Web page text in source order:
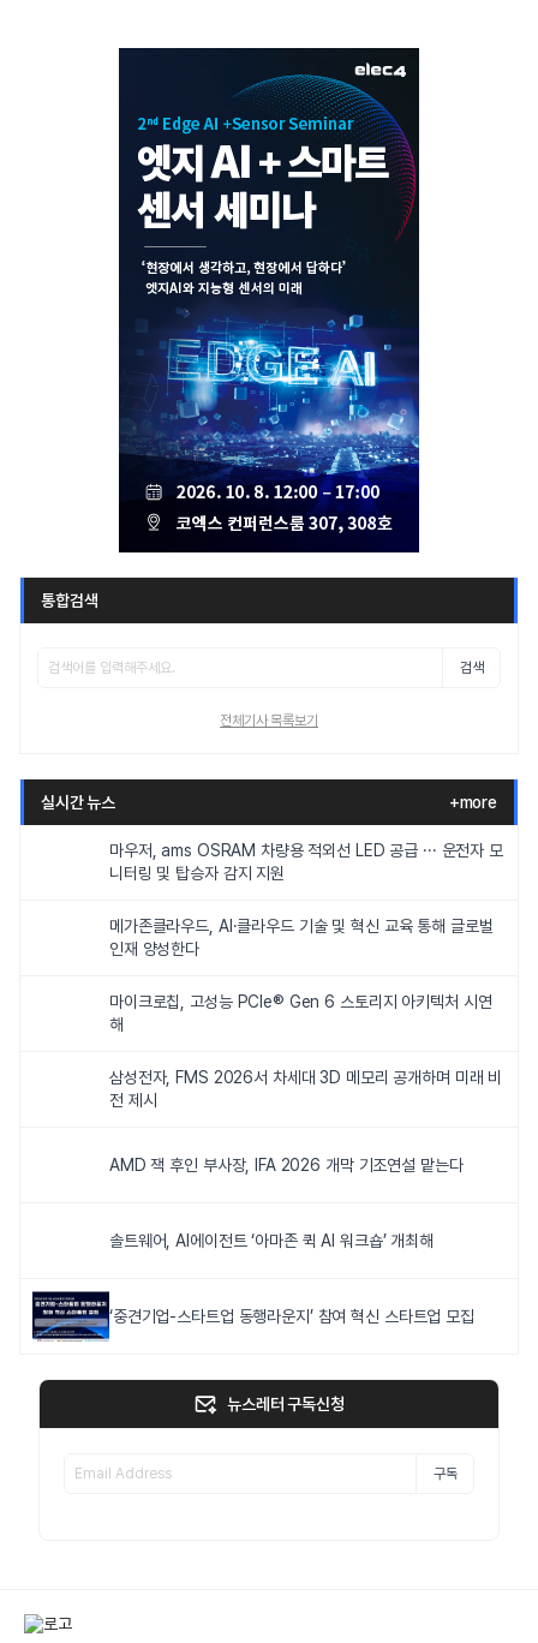
통합검색
검색
전체기사 목록보기
실시간 뉴스 +more
마우저, ams OSRAM 차량용 적외선 LED 공급 ··· 운전자 모
니터링 및 탑승자 감지 지원
메가존클라우드, AI·클라우드 기술 및 혁신 교육 통해 글로벌
인재 양성한다
마이크로칩, 고성능 PCIe® Gen 6 스토리지 아키텍처 시연
해
삼성전자, FMS 2026서 차세대 3D 메모리 공개하며 미래 비
전 제시
AMD 잭 후인 부사장, IFA 2026 개막 기조연설 맡는다
솔트웨어, AI에이전트 ‘아마존 퀵 AI 워크숍’ 개최해
‘중견기업-스타트업 동행라운지’ 참여 혁신 스타트업 모집
뉴스레터 구독신청
구독